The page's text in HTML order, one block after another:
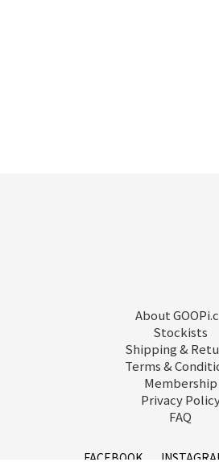
About
Stockists
Shipping &
Terms &
Membership
Privacy
FAQ
FACEBOOK